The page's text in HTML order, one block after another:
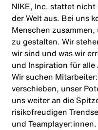
NIKE, Inc. stattet
der Welt aus. Bei uns
Menschen
zu gestalten. Wir
wir sind und was wir
und Inspiration für
Wir suchen
verschieben, unser
uns weiter an die
risikofreudigen
und